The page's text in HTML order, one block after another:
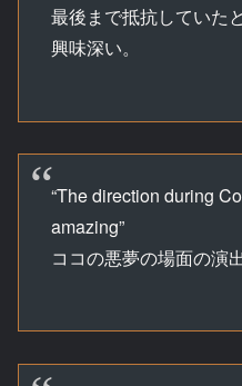
最後まで抵抗していた
興味深い。
“The direction during
amazing”
ココの悪夢の場面の演